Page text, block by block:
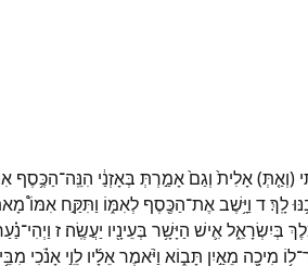
(וְאַ֤תְּ)אָלִית֙ וְגַם֙אָמַ֣רְתְּ בְּאָזְנַ֔י הִנֵּֽה־הַכֶּ֥סֶף
לָֽךְ׃ד וַיָּ֥שֶׁבאֶת־הַכֶּ֖סֶף לְאִמּ֑וֹ וַתִּקַּ֣ח אִמּוֹ֩
בְּיִשְׂרָאֵ֑לאִ֛ישׁ הַיָּשָׁ֥ר בְּעֵינָ֖יו יַעֲשֶֽׂה׃ ז וַיְהִי־
ל֥וֹ מִיכָ֖ה מֵאַ֣יִן תָּב֑וֹא וַיֹּ֨אמֶראֵלָ֜יו לֵוִ֣י אָנֹ֗כִי